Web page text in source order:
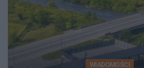
WIADOMOŚCI